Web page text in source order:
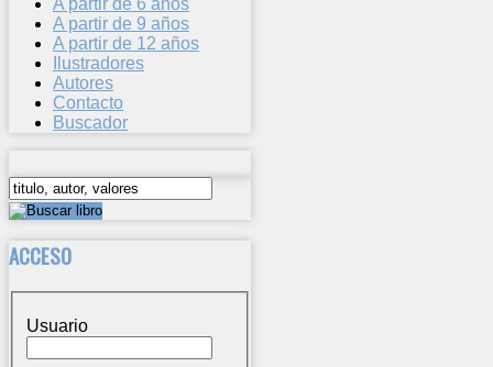
A partir de 6 años
A partir de 9 años
A partir de 12 años
Ilustradores
Autores
Contacto
Buscador
ACCESO
Usuario